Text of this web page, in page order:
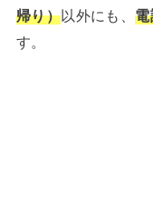
帰り）以外にも、電
す。